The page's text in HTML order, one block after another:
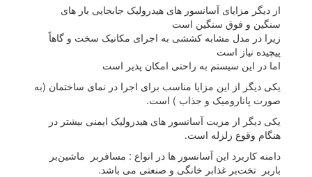
از دیگر مزایای آسانسور های هیدرولیک جابجایی بار های
سنگین و فوق سنگین است
زیرا در مدل مشابه کششی به اجرای مکانیک سخت و گاهاً
پیچیده نیاز است
اما در این سیستم به راحتی امکان پذیر است
یکی دیگر از این مزایا مناسب برای اجرا در نمای ساختمان (به
صورت پانارومیک و جذاب ) است.
یکی دیگر از مزیت آسانسور های هیدرولیک ایمنی بیشتر در
هنگام وقوع زلزله است.
دامنه کاربرد این آسانسور ها در انواع : مسافر‌بر ماشین‌بر
باربر تخت‌بر غذابر خانگی و صنعتی می باشد.